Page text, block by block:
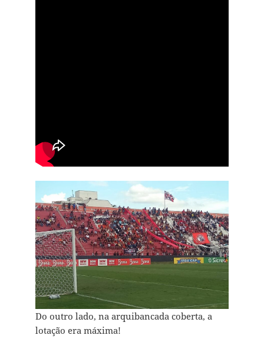
Do outro lado, na arquibancada coberta, a
lotação era máxima!